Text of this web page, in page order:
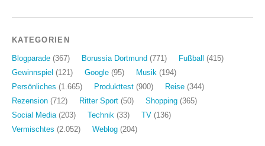
KATEGORIEN
Blogparade (367) Borussia Dortmund (771) Fußball
(415)
Gewinnspiel (121) Google (95) Musik (194)
Persönliches (1.665) Produkttest (900) Reise (344)
Rezension (712) Ritter Sport (50) Shopping (365)
Social Media(203) Technik (33) TV (136)
Vermischtes (2.052) Weblog (204)